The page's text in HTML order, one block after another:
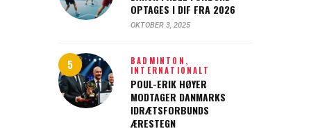
OPTAGES I DIF FRA 2026
OKTOBER 3, 2025
BADMINTON,
INTERNATIONALT
POUL-ERIK HØYER
MODTAGER DANMARKS
IDRÆTSFORBUNDS
ÆRESTEGN